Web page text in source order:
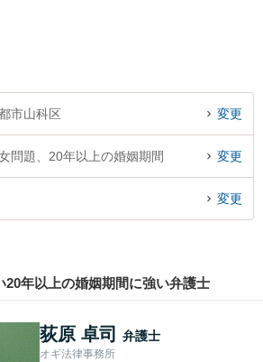
い。
市山科区 変更
問題、20年以上の婚姻期間 変更
変更
20年以上の婚姻期間に強い弁護士
荻原 卓司 弁護士
オギ法律事務所